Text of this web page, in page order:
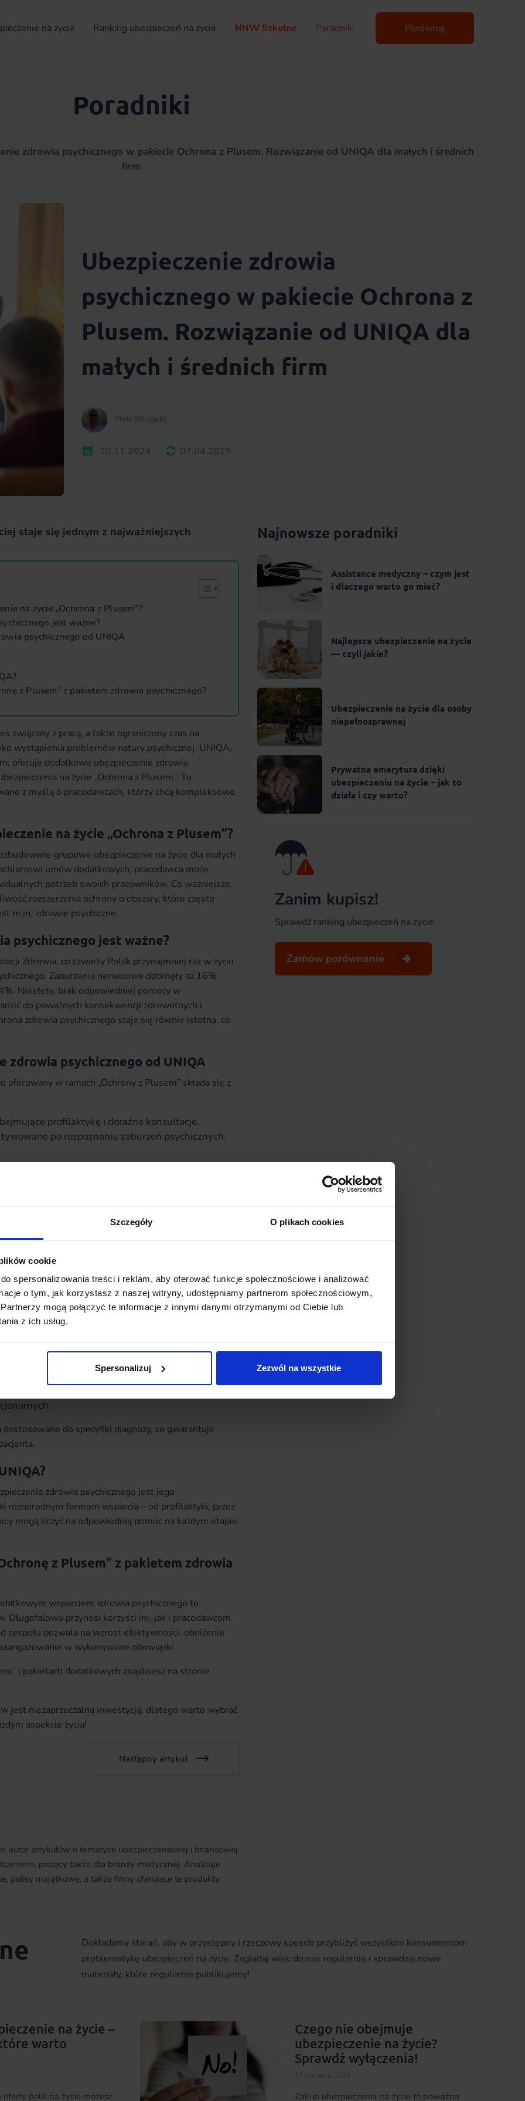
Szczegóły O plikach cookies
cookie
spersonalizowania treści i reklam, aby oferować funkcje społecznościowe i analizować
o tym, jak korzystasz z naszej witryny, udostępniamy partnerom społecznościowym,
mogą połączyć te informacje z innymi danymi otrzymanymi od Ciebie lub
z ich usług.
Spersonalizuj Zezwól na wszystkie
na życie Ranking ubezpieczeń na życie NNW Szkolne Poradniki Porównaj
Poradniki
zdrowia psychicznego w pakiecie Ochrona z Plusem. Rozwiązanie od UNIQA dla małych i średnich
firm
Ubezpieczenie zdrowia
psychicznego w pakiecie Ochrona z
Plusem. Rozwiązanie od UNIQA dla
małych i średnich firm
Piotr Strugała
20.11.2024 07.04.2025
staje się jednym z najważniejszych
na życie „Ochrona z Plusem”?
jest ważne?
psychicznego od UNIQA
z Plusem” z pakietem zdrowia psychicznego?
związany z pracą, a także ograniczony czas na
wystąpienia problemów natury psychicznej. UNIQA,
oferuje dodatkowe ubezpieczenie zdrowia
na życie „Ochrona z Plusem”. To
z myślą o pracodawcach, którzy chcą kompleksowo
na życie „Ochrona z Plusem”?
grupowe ubezpieczenie na życie dla małych
umów dodatkowych, pracodawca może
potrzeb swoich pracowników. Co ważniejsze,
rozszerzenia ochrony o obszary, które często
m.in. zdrowie psychiczne.
psychicznego jest ważne?
Zdrowia, co czwarty Polak przynajmniej raz w życiu
Zaburzenia nerwicowe dotknęły aż 16%
Niestety, brak odpowiedniej pomocy w
do poważnych konsekwencji zdrowotnych i
zdrowia psychicznego staje się równie istotna, co
zdrowia psychicznego od UNIQA
oferowany w ramach „Ochrony z Plusem” składa się z
profilaktykę i doraźne konsultacje.
po rozpoznaniu zaburzeń psychicznych.
seksuologiem oraz terapeutą
profilaktyki,
ekspertów.
zgodnie z klasyfikacją ICD (ang.
czyli Międzynarodowej Klasyfikacji Chorób)
psychoterapeutą i innymi specjalistami,
do specyfiki diagnozy, co gwarantuje
zdrowia psychicznego jest jego
różnorodnym formom wsparcia – od profilaktyki, przez
mogą liczyć na odpowiednią pomoc na każdym etapie
z Plusem” z pakietem zdrowia
wsparciem zdrowia psychicznego to
Długofalowo przynosi korzyści im, jak i pracodawcom.
zespołu pozwala na wzrost efektywności, obniżenie
w wykonywane obowiązki.
i pakietach dodatkowych znajdziesz na stronie
jest niezaprzeczalną inwestycją, dlatego warto wybrać
aspekcie życia!
Następny artykuł
autor artykułów o tematyce ubezpieczeniowej i finansowej
piszący także dla branży medycznej. Analizuje
polisy majątkowe, a także firmy oferujące te produkty.
Najnowsze poradniki
Assistance medyczny – czym jest
i dlaczego warto go mieć?
Najlepsze ubezpieczenie na życie
— czyli jakie?
Ubezpieczenie na życie dla osoby
niepełnosprawnej
Prywatna emerytura dzięki
ubezpieczeniu na życie – jak to
działa i czy warto?
Zanim kupisz!
Sprawdź ranking ubezpieczeń na życie.
Zamów porównanie
Dokładamy starań, aby w przystępny i rzeczowy sposób przybliżyć wszystkim konsumentom
problematykę ubezpieczeń na życie. Zaglądaj więc do nas regularnie i sprawdzaj nowe
materiały, które regularnie publikujemy!
na życie –
warto
oferty polis na życie możesz
Czego nie obejmuje
ubezpieczenie na życie?
Sprawdź wyłączenia!
17 czerwca, 2024
Zakup ubezpieczenia na życie to poważna